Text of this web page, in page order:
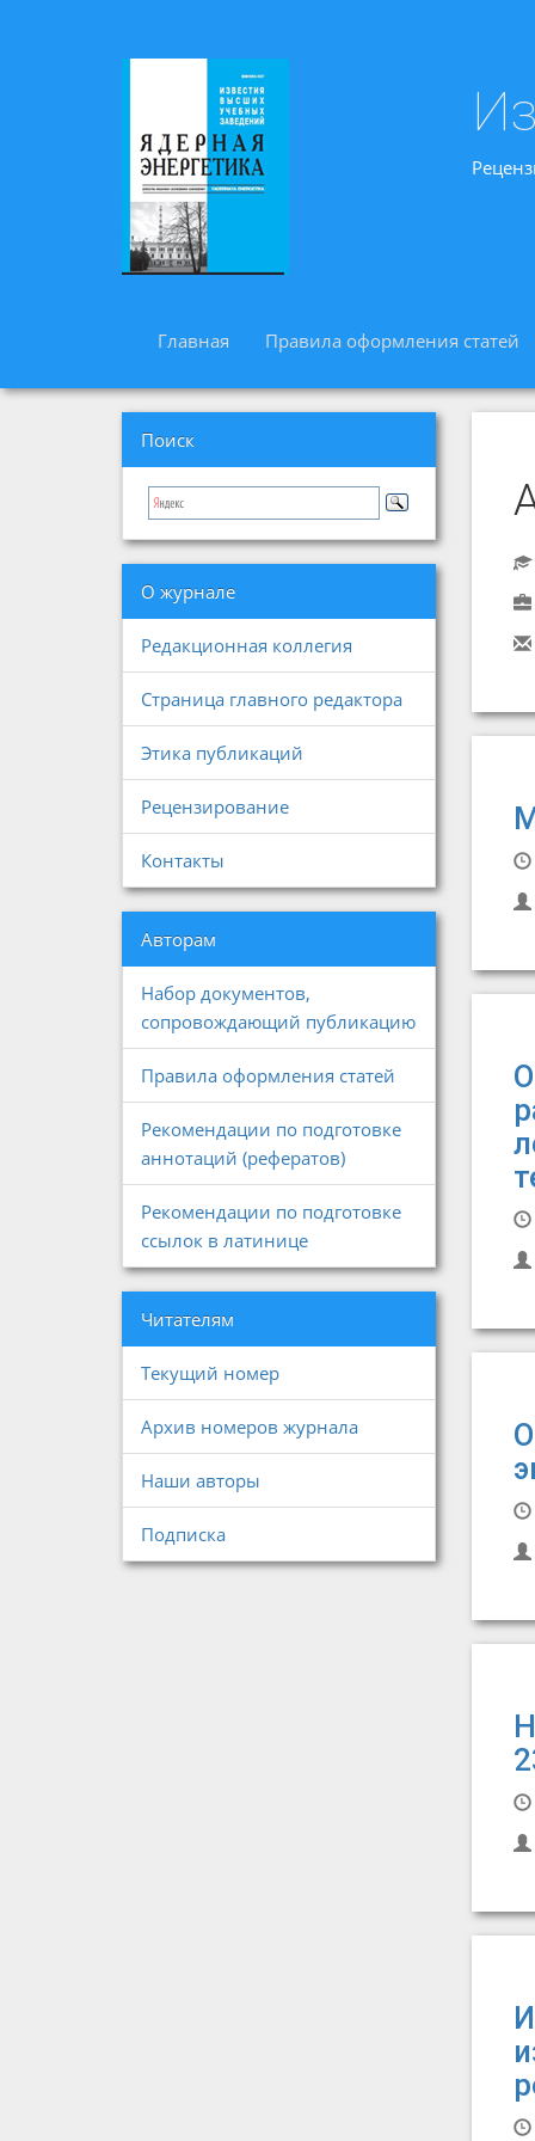
Главная Правила оформления статей
Поиск
О журнале
Редакционная коллегия
Страница главного редактора
Этика публикаций
Рецензирование
Контакты
Авторам
Набор документов,
сопровождающий публикацию
Правила оформления статей
Рекомендации по подготовке
аннотаций (рефератов)
Рекомендации по подготовке
ссылок в латинице
Читателям
Текущий номер
Архив номеров журнала
Наши авторы
Подписка